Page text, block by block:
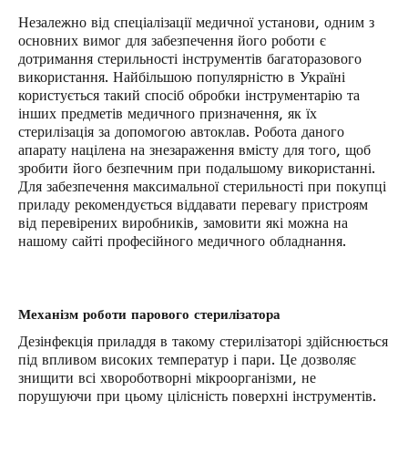
Незалежно від спеціалізації медичної установи, одним з
основних вимог для забезпечення його роботи є
дотримання стерильності інструментів багаторазового
використання. Найбільшою популярністю в Україні
користується такий спосіб обробки інструментарію та
інших предметів медичного призначення, як їх
стерилізація за допомогою автоклав. Робота даного
апарату націлена на знезараження вмісту для того, щоб
зробити його безпечним при подальшому використанні.
Для забезпечення максимальної стерильності при покупці
приладу рекомендується віддавати перевагу пристроям
від перевірених виробників, замовити які можна на
нашому сайті професійного медичного обладнання.
Механізм роботи парового стерилізатора
Дезінфекція приладдя в такому стерилізаторі здійснюється
під впливом високих температур і пари. Це дозволяє
знищити всі хвороботворні мікроорганізми, не
порушуючи при цьому цілісність поверхні інструментів.